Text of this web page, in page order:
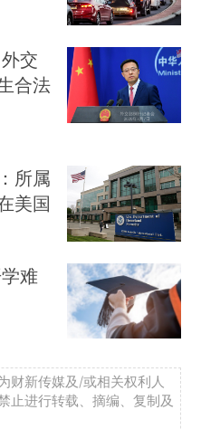
交
合法
所属
美国
难
财新传媒及/或相关权利人
止进行转载、摘编、复制及